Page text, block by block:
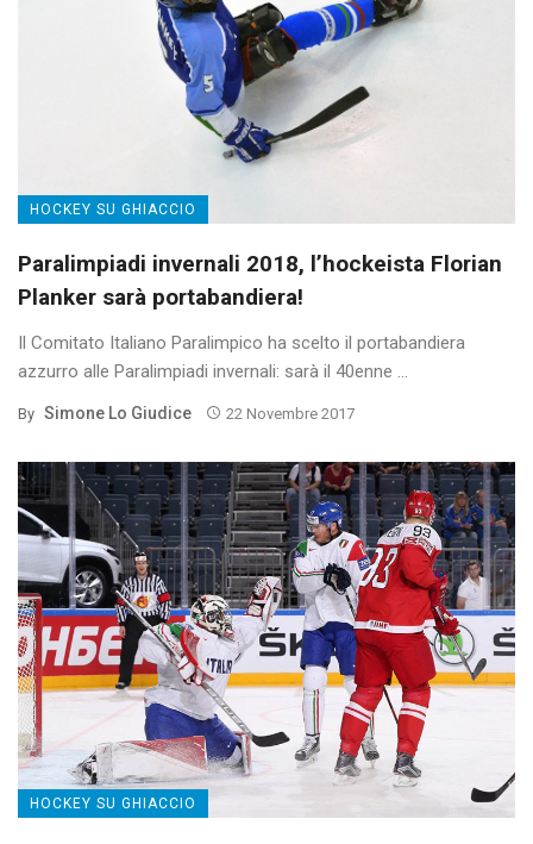
HOCKEY SU GHIACCIO
Paralimpiadi invernali 2018, l’hockeista Florian
Planker sarà portabandiera!
Il Comitato Italiano Paralimpico ha scelto il portabandiera
azzurro alle Paralimpiadi invernali: sarà il 40enne ...
By Simone Lo Giudice 22 Novembre 2017
HOCKEY SU GHIACCIO